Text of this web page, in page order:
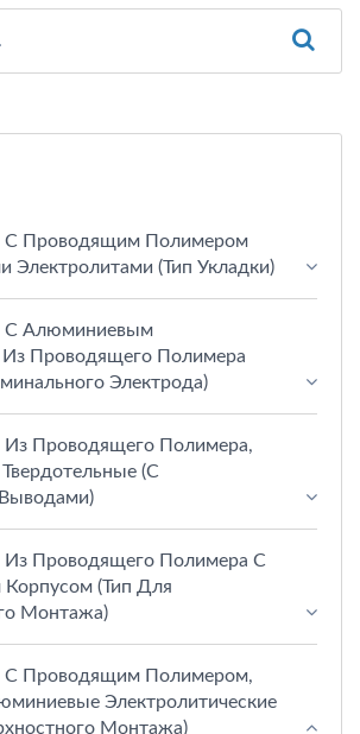
С Проводящим Полимером
(тип Укладки)
С Алюминиевым
Из Проводящего Полимера
Электрода)
Из Проводящего Полимера,
(с
Из Проводящего Полимера С
(тип Для
Монтажа)
С Проводящим Полимером,
Электролитические
Монтажа)